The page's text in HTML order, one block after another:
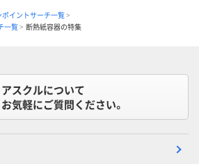
ポイントサーチ一覧
一覧
断熱紙容器の特集
アスクルについて
お気軽にご質問ください。